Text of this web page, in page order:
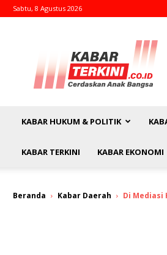
Sabtu, 8 Agustus 2026
KABAR HUKUM & POLITIK
KABAR TERKINI KABAR EKONOMI
Beranda Kabar Daerah Di Mediasi